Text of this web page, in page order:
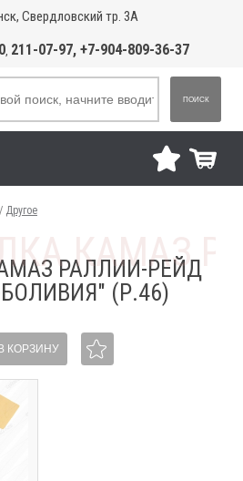
Свердловский тр. 3А
, 211-07-97, +7-904-809-36-37
ПОИСК
/ Другое
РАЛЛИИ-РЕЙД
(Р.46)
КОРЗИНУ